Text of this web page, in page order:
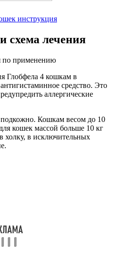
инструкция
схема лечения
по применению
Глобфела 4 кошкам в
средство. Это
аллергические
Кошкам весом до 10
кошек массой больше 10 кг
холку, в исключительных